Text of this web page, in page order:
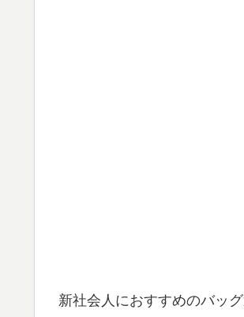
新社会人におすすめのバッグ